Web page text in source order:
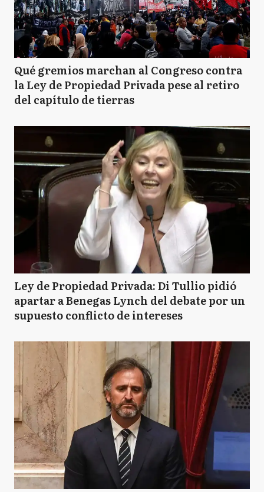
Qué gremios marchan al Congreso contra
la Ley de Propiedad Privada pese al retiro
del capítulo de tierras
Ley de Propiedad Privada: Di Tullio pidió
apartar a Benegas Lynch del debate por un
supuesto conflicto de intereses